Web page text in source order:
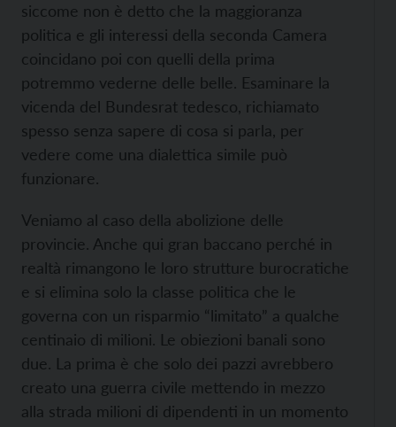
siccome non è detto che la maggioranza
politica e gli interessi della seconda Camera
coincidano poi con quelli della prima
potremmo vederne delle belle. Esaminare la
vicenda del Bundesrat tedesco, richiamato
spesso senza sapere di cosa si parla, per
vedere come una dialettica simile può
funzionare.
Veniamo al caso della abolizione delle
provincie. Anche qui gran baccano perché in
realtà rimangono le loro strutture burocratiche
e si elimina solo la classe politica che le
governa con un risparmio “limitato” a qualche
centinaio di milioni. Le obiezioni banali sono
due. La prima è che solo dei pazzi avrebbero
creato una guerra civile mettendo in mezzo
alla strada milioni di dipendenti in un momento